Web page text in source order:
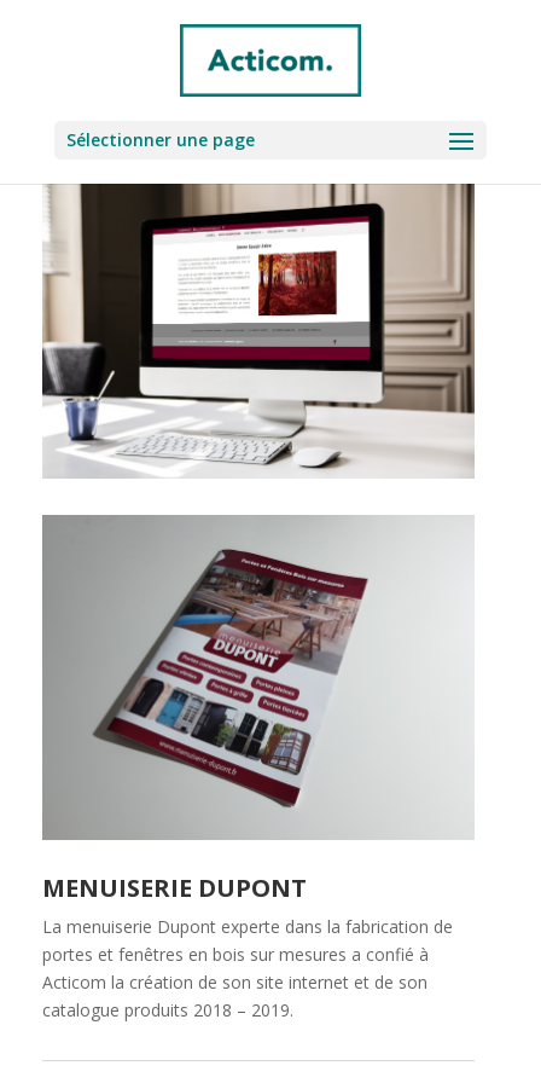
Sélectionner une page
MENUISERIE DUPONT
La menuiserie Dupont experte dans la fabrication de
portes et fenêtres en bois sur mesures a confié à
Acticom la création de son site internet et de son
catalogue produits 2018 – 2019.